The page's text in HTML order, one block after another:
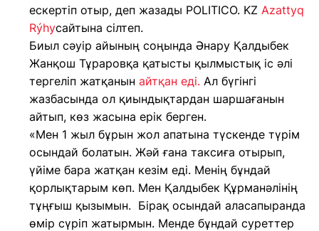
ескертіп отыр, деп жазады POLITICO. KZ Azattyq
Rýhyсайтына сілтеп.
Биыл сәуір айының соңында Әнару Қалдыбек
Жанқош Тұраровқа қатысты қылмыстық іс әлі
тергеліп жатқанын айтқан еді. Ал бүгінгі
жазбасында ол қиындықтардан шаршағанын
айтып, көз жасына ерік берген.
«Мен 1 жыл бұрын жол апатына түскенде түрім
осындай болатын. Жәй ғана таксиға отырып,
үйіме бара жатқан кезім еді. Менің бұндай
қорлықтарым көп. Мен Қалдыбек Құрманәлінің
тұңғыш қызымын. Бірақ осындай аласапыранда
өмір сүріп жатырмын. Менде бұндай суреттер